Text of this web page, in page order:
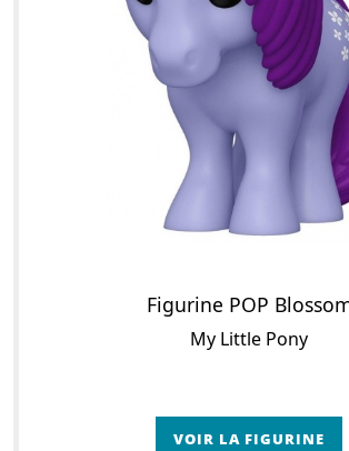
Figurine POP
My Little Pony
VOIR LA FIGURINE